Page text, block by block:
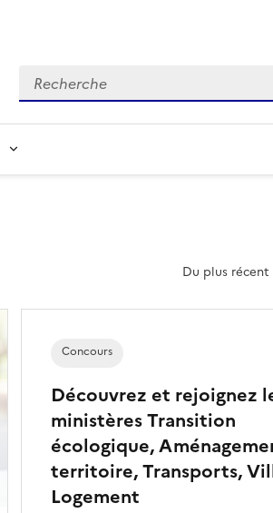
Recherche
T
i
s
a
t
i
Du plus récent
Découvrez et rejoignez
ministères Transition
écologique,
territoire, Transports,
Logement
Concours